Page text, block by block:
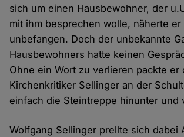
sich um einen Hausbewohner, der
mit ihm besprechen wolle, näherte er
unbefangen. Doch der unbekannte
Hausbewohners hatte keinen
Ohne ein Wort zu verlieren packte er
Kirchenkritiker Sellinger an der
einfach die Steintreppe hinunter und
Wolfgang Sellinger prellte sich dabei